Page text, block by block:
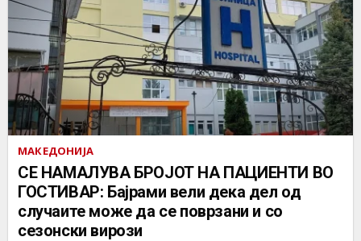
МАКЕДОНИЈА
СЕ НАМАЛУВА БРОЈОТ НА ПАЦИЕНТИ ВО
ГОСТИВАР: Бајрами вели дека дел од
случаите може да се поврзани и со
сезонски вирози